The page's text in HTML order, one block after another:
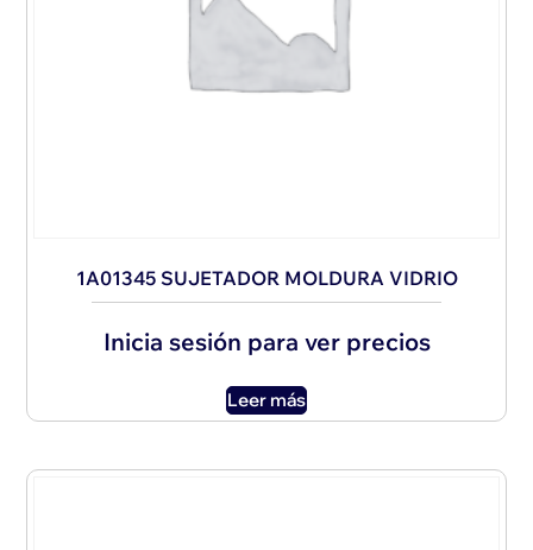
1A01345 SUJETADOR MOLDURA VIDRIO
Inicia sesión para ver precios
Leer más